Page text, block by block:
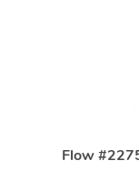
Flow